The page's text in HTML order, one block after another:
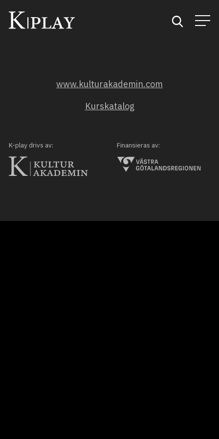
Kategorier
Mina favoriter
www.kulturakademin.com
Kurskatalog
K-play drivs av: Finansieras av: